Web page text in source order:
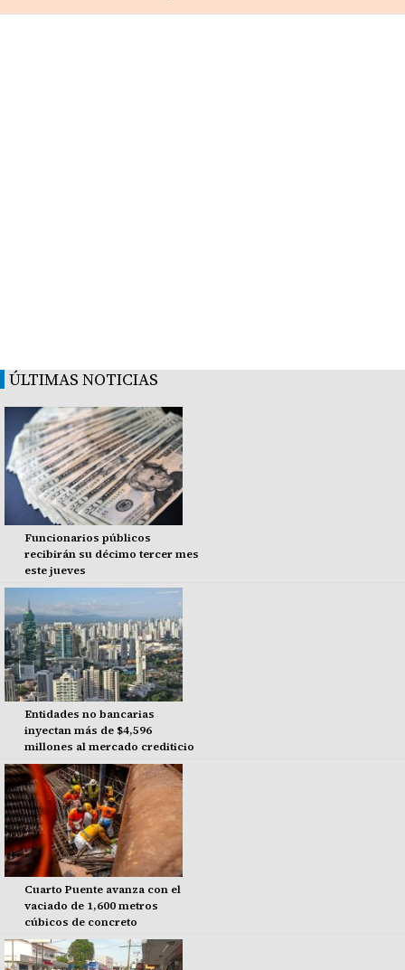
ÚLTIMAS NOTICIAS
Funcionarios públicos
recibirán su décimo tercer mes
este jueves
Entidades no bancarias
inyectan más de $4,596
millones al mercado crediticio
Cuarto Puente avanza con el
vaciado de 1,600 metros
cúbicos de concreto